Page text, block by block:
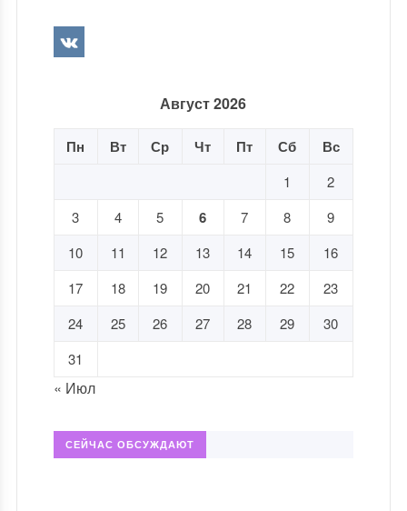
Август 2026
Пн Вт Ср Чт Пт Сб Вс
1
2
3
4 5 6 7 8
9
10
11 12 13 14 15
16
17
18 19 20 21 22
23
24
25 26 27 28 29
30
31
« Июл
СЕЙЧАС ОБСУЖДАЮТ